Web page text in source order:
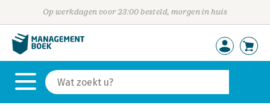
Op werkdagen voor 23:00 besteld, morgen in huis